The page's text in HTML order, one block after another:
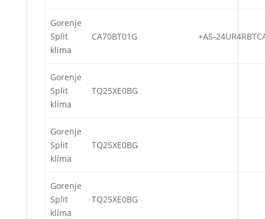
Gorenje
Split
klíma
CA70BT01G +AS-
Gorenje
Split
klíma
TQ25XE0BG
Gorenje
Split
klíma
TQ25XE0BG
Gorenje
Split
klíma
TQ25XE0BG